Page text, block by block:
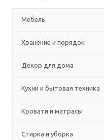
Мебель
Хранение и порядок
Декор для дома
Кухни и бытовая техника
Кровати и матрасы
Стирка и уборка